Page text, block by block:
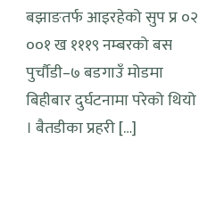
बझाङतर्फ आइरहेको सुप प्र ०२
००१ ख १११९ नम्बरको बस
पुर्चौडी–७ बडगाउँ मोडमा
बिहीबार दुर्घटनामा परेको थियो
। बैतडीका प्रहरी […]